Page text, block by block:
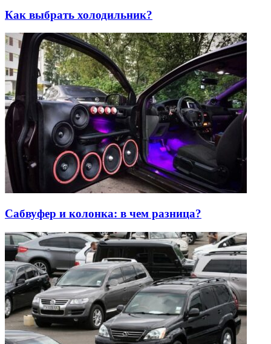
Как выбрать холодильник?
Сабвуфер и колонка: в чем разница?